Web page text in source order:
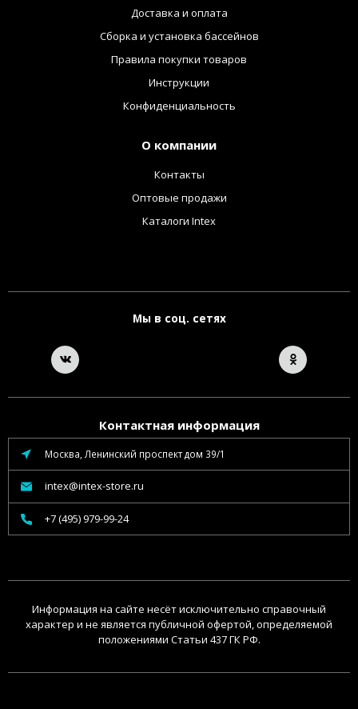
Доставка и оплата
Сборка и установка бассейнов
Правила покупки товаров
Инструкции
Конфиденциальность
О компании
Контакты
Оптовые продажи
Каталоги Intex
Мы в соц. сетях
Контактная информация
Москва, Ленинский проспект дом 39/1
intex@intex-store.ru
+7 (495) 979-99-24
Информация на сайте несёт исключительно справочный
характер и не является публичной офертой, определяемой
положениями Статьи 437 ГК РФ.